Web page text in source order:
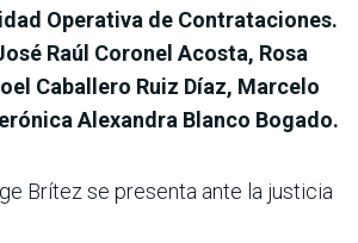
Operativa de Contrataciones.
Raúl Coronel Acosta, Rosa
Caballero Ruiz Díaz, Marcelo
Alexandra Blanco Bogado.
Brítez se presenta ante la justicia